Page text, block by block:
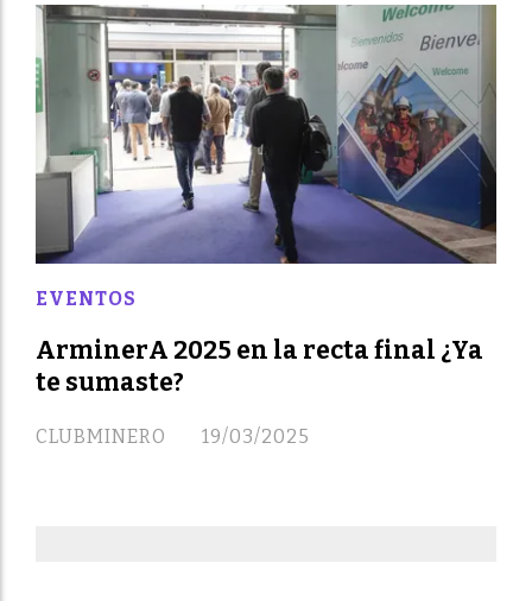
ArminerA 2025 en la recta final ¿Ya
te sumaste?
CLUBMINERO
EVENTOS
19/03/2025